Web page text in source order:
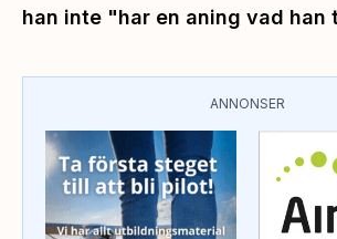
han inte "har en aning vad han
ANNONSER